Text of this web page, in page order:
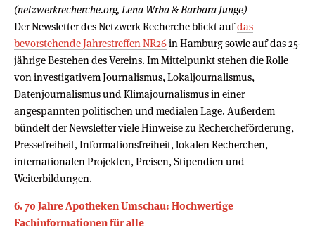
(netzwerkrecherche.org, Lena Wrba & Barbara Junge)
Der Newsletter des Netzwerk Recherche blickt aufdas
bevorstehende Jahrestreffen NR26in Hamburg sowie auf das 25-
jährige Bestehen des Vereins. Im Mittelpunkt stehen die Rolle
von investigativem Journalismus, Lokaljournalismus,
Datenjournalismus und Klimajournalismus in einer
angespannten politischen und medialen Lage. Außerdem
bündelt der Newsletter viele Hinweise zu Rechercheförderung,
Pressefreiheit, Informationsfreiheit, lokalen Recherchen,
internationalen Projekten, Preisen, Stipendien und
Weiterbildungen.
6. 70 Jahre Apotheken Umschau: Hochwertige
Fachinformationen für alle